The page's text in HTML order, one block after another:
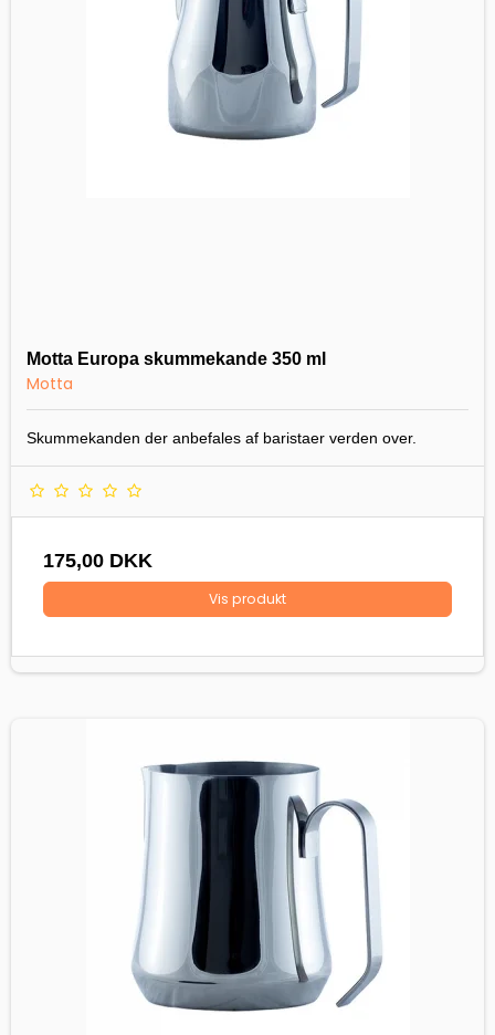
Motta Europa skummekande 350 ml
Motta
Skummekanden der anbefales af baristaer verden over.
175,00 DKK
Vis produkt